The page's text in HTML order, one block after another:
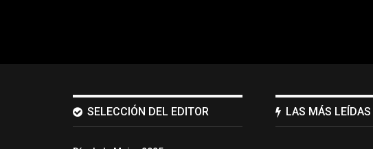
SELECCIÓN DEL EDITOR LAS MÁS LEÍDAS